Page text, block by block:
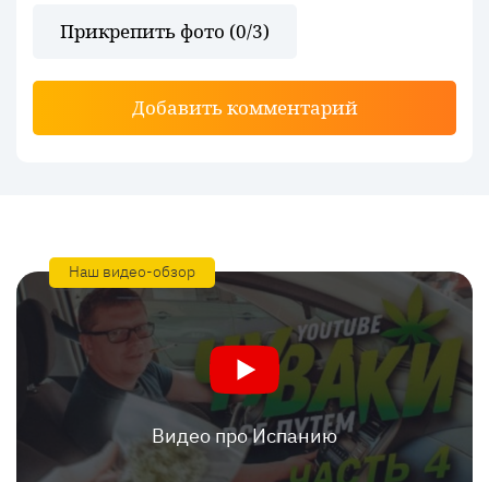
Прикрепить фото (0/3)
Добавить комментарий
Наш видео-обзор
Видео про Испанию